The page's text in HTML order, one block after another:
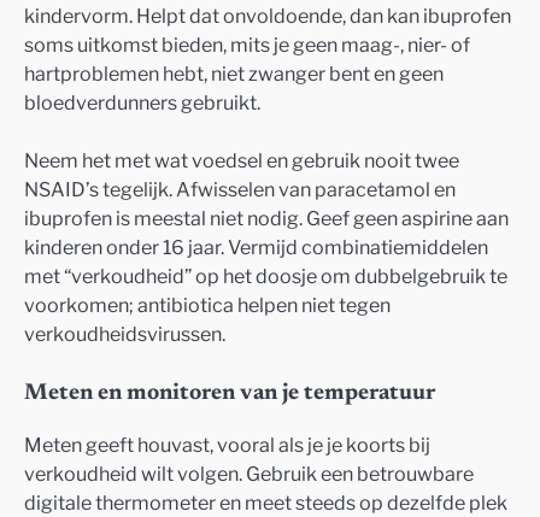
kindervorm. Helpt dat onvoldoende, dan kan ibuprofen
soms uitkomst bieden, mits je geen maag-, nier- of
hartproblemen hebt, niet zwanger bent en geen
bloedverdunners gebruikt.
Neem het met wat voedsel en gebruik nooit twee
NSAID’s tegelijk. Afwisselen van paracetamol en
ibuprofen is meestal niet nodig. Geef geen aspirine aan
kinderen onder 16 jaar. Vermijd combinatiemiddelen
met “verkoudheid” op het doosje om dubbelgebruik te
voorkomen; antibiotica helpen niet tegen
verkoudheidsvirussen.
Meten en monitoren van je temperatuur
Meten geeft houvast, vooral als je je koorts bij
verkoudheid wilt volgen. Gebruik een betrouwbare
digitale thermometer en meet steeds op dezelfde plek